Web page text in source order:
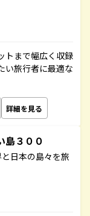
トまで幅広く収録
い旅行者に最適な
詳細を見る
島３００
日本の島々を旅